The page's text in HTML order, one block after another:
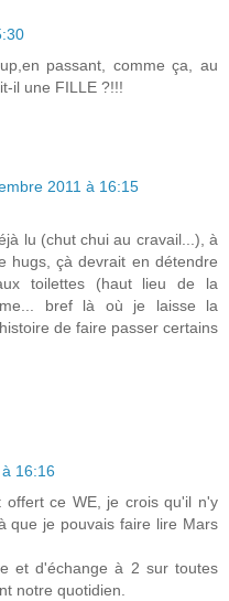
passant, comme ça, au
il une FILLE ?!!!
2011 à 16:15
lu (chut chui au cravail...), à
hugs, çà devrait en détendre
toilettes (haut lieu de la
bref là où je laisse la
de faire passer certains
16:16
ce WE, je crois qu'il n'y
que je pouvais faire lire Mars
et d'échange à 2 sur toutes
notre quotidien.